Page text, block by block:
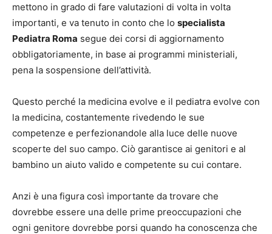
mettono in grado di fare valutazioni di volta in volta
importanti, e va tenuto in conto che lo specialista
Pediatra Roma segue dei corsi di aggiornamento
obbligatoriamente, in base ai programmi ministeriali,
pena la sospensione dell’attività.
Questo perché la medicina evolve e il pediatra evolve con
la medicina, costantemente rivedendo le sue
competenze e perfezionandole alla luce delle nuove
scoperte del suo campo. Ciò garantisce ai genitori e al
bambino un aiuto valido e competente su cui contare.
Anzi è una figura così importante da trovare che
dovrebbe essere una delle prime preoccupazioni che
ogni genitore dovrebbe porsi quando ha conoscenza che